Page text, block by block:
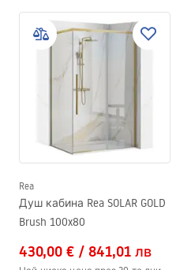
Rea
Душ кабина Rea SOLAR GOLD
Brush 100x80
430,00 € / 841,01 лв